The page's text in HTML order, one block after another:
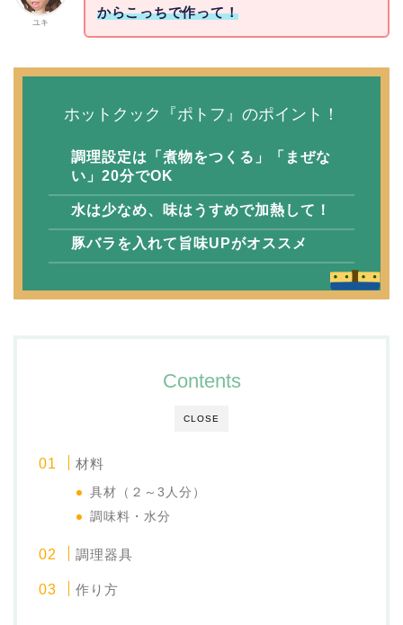
ユキ
からこっちで作って！
ホットクック『ポトフ』のポイント！
調理設定は「煮物をつくる」「まぜな
い」20分でOK
水は少なめ、味はうすめで加熱して！
豚バラを入れて旨味UPがオススメ
CLOSE
Contents
材料
具材（２～3人分）
調味料・水分
調理器具
作り方